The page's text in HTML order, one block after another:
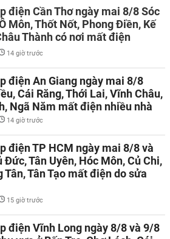
điện Cần Thơ ngày mai 8/8 Sóc
Môn, Thốt Nốt, Phong Điền, Kế
Thành có nơi mất điện
14 giờ trước
điện An Giang ngày mai 8/8
Cái Răng, Thới Lai, Vĩnh Châu,
Ngã Năm mất điện nhiều nhà
14 giờ trước
điện TP HCM ngày mai 8/8 và
Đức, Tân Uyên, Hóc Môn, Củ Chi,
Tân, Tân Tạo mất điện do sửa
15 giờ trước
điện Vĩnh Long ngày 8/8 và 9/8